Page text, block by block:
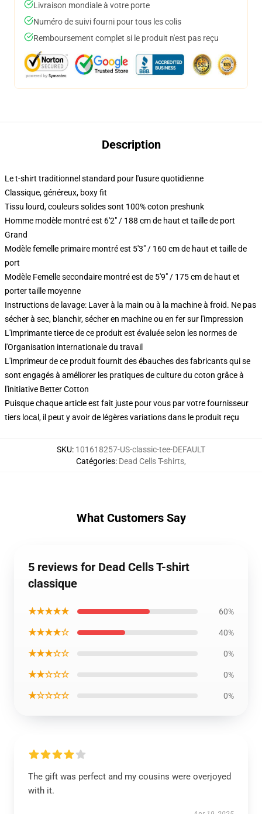
Livraison mondiale à votre porte
Numéro de suivi fourni pour tous les colis
Remboursement complet si le produit n'est pas reçu
Description
Le t-shirt traditionnel standard pour l'usure quotidienne
Classique, généreux, boxy fit
Tissu lourd, couleurs solides sont 100% coton preshunk
Homme modèle montré est 6'2" / 188 cm de haut et taille de port
Grand
Modèle femelle primaire montré est 5'3" / 160 cm de haut et taille de
port
Modèle Femelle secondaire montré est de 5'9" / 175 cm de haut et
porter taille moyenne
Instructions de lavage: Laver à la main ou à la machine à froid. Ne pas
sécher à sec, blanchir, sécher en machine ou en fer sur l'impression
L'imprimante tierce de ce produit est évaluée selon les normes de
l'Organisation internationale du travail
L'imprimeur de ce produit fournit des ébauches des fabricants qui se
sont engagés à améliorer les pratiques de culture du coton grâce à
l'initiative Better Cotton
Puisque chaque article est fait juste pour vous par votre fournisseur
tiers local, il peut y avoir de légères variations dans le produit reçu
SKU: 101618257-US-classic-tee-DEFAULT
Catégories: Dead Cells T-shirts,
What Customers Say
5 reviews for Dead Cells T-shirt
classique
★★★★★ 60%
★★★★☆ 40%
★★★☆☆ 0%
★★☆☆☆ 0%
★☆☆☆☆ 0%
The gift was perfect and my cousins were overjoyed
with it.